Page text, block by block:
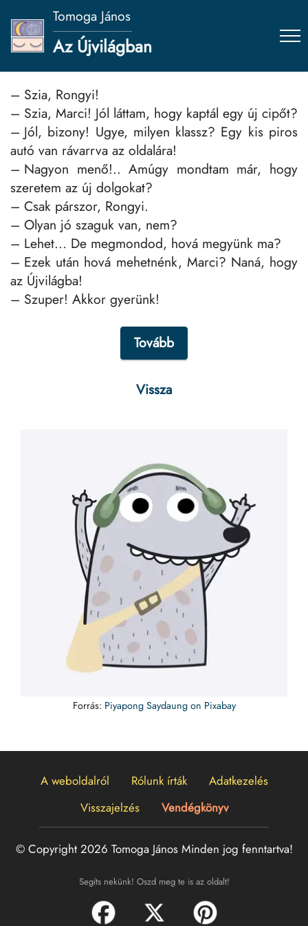
Tomoga János
Az Újvilágban
– Szia, Rongyi!
– Szia, Marci! Jól láttam, hogy kaptál egy új cipőt?
– Jól, bizony! Ugye, milyen klassz? Egy kis piros
autó van rávarrva az oldalára!
– Nagyon menő!.. Amúgy mondtam már, hogy
szeretem az új dolgokat?
– Csak párszor, Rongyi.
– Olyan jó szaguk van, nem?
– Lehet... De megmondod, hová megyünk ma?
– Ezek után hová mehetnénk, Marci? Naná, hogy
az Újvilágba!
– Szuper! Akkor gyerünk!
Tovább
Vissza
Forrás: Piyapong Saydaung on Pixabay
A weboldalról Rólunk írták
Adatkezelés
Visszajelzés
Vendégkönyv
© Copyright 2026 Tomoga János Minden jog fenntartva!
Segíts nekünk! Oszd meg te is az oldalt!